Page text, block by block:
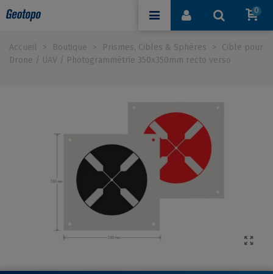
0
Accueil > Boutique > Prismes, Cibles & Sphères >
Cible pour
Drone / UAV / Photogrammétrie 350x350mm recto verso